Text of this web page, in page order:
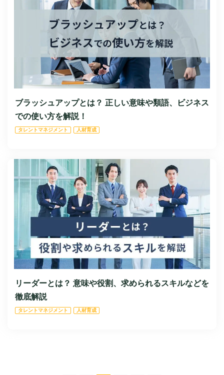
ブラッシュアップとは？ 正しい意味や類語、ビジネス
での使い方を解説！
タレントマネジメント 人材育成
リーダーとは？ 意味や役割、求められるスキルなどを
徹底解説
タレントマネジメント 人材育成